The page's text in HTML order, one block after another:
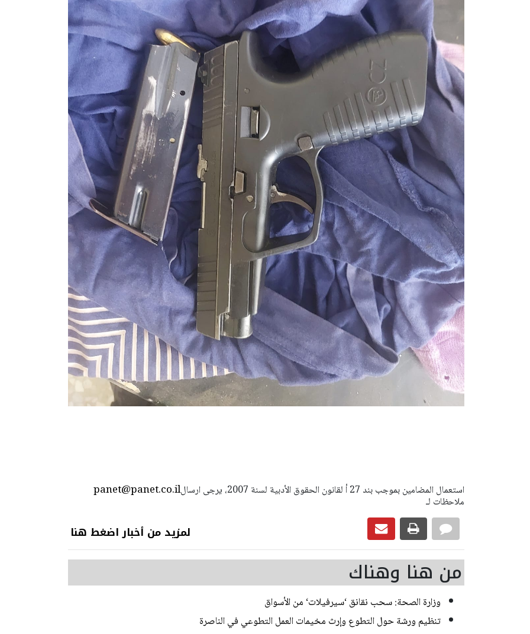
panet@panet.co.ilاستعمال المضامين بموجب بند 27 أ لقانون الحقوق الأدبية لسنة 2007، يرجى ارسال
ملاحظات لـ
لمزيد من أخبار اضغط هنا
من هنا وهناك
وزارة الصحة: سحب نقانق ‘سيرفيلات‘ من الأسواق
تنظيم ورشة حول التطوع وإرث مخيمات العمل التطوعي في الناصرة